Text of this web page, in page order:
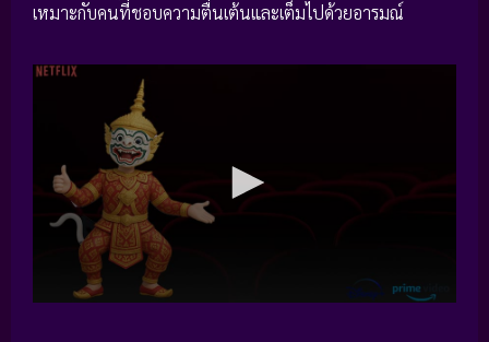
เหมาะกับคนที่ชอบความตื่นเต้นและเต็มไปด้วยอารมณ์